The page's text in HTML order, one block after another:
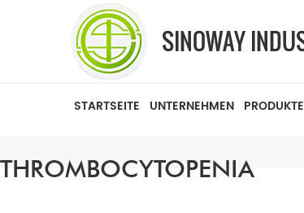
STARTSEITE UNTERNEHMEN PRODUKTE
THROMBOCYTOPENIA